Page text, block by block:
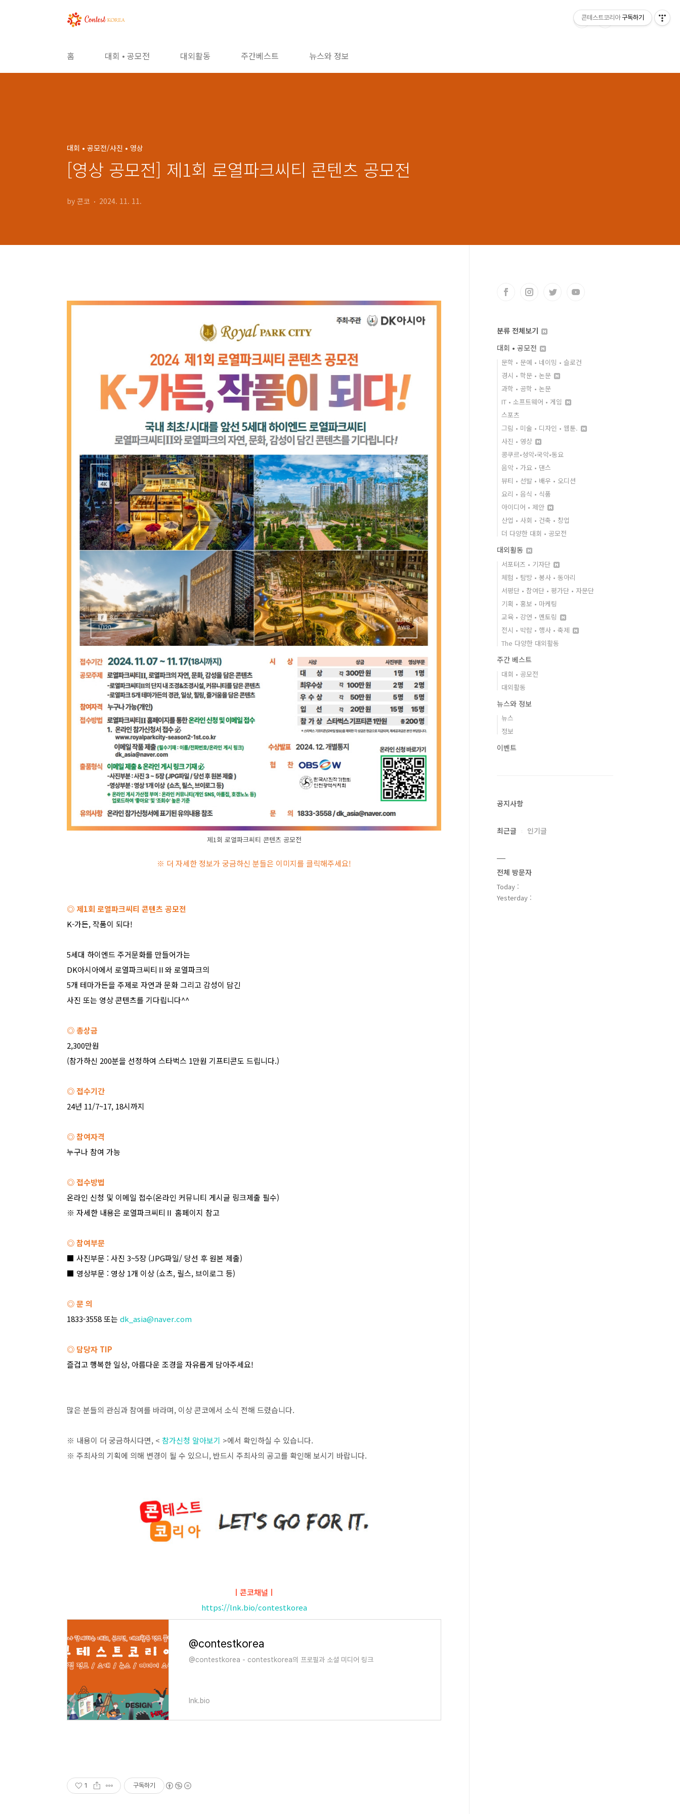
홈 대회 • 공모전 대외활동 주간베스트 뉴스와 정보
대회 • 공모전/사진 • 영상
[영상 공모전] 제1회 로열파크씨티 콘텐츠 공모전
by 콘코 2024. 11. 11.
제1회 로열파크씨티 콘텐츠 공모전
※ 더 자세한 정보가 궁금하신 분들은 이미지를 클릭해주세요!
◎ 제1회 로열파크씨티 콘텐츠 공모전
K-가든,작품이 되다!
5세대 하이엔드 주거문화를 만들어가는
DK아시아에서 로열파크씨티 Ⅱ와 로열파크의
5개 테마가든을 주제로 자연과 문화 그리고 감성이 담긴
사진 또는 영상 콘텐츠를 기다립니다^^
◎ 총상금
2,300만원
(참가하신 200분을 선정하여 스타벅스 1만원 기프티콘도 드립니다.)
◎ 접수기간
24년 11/7~17, 18시까지
◎ 참여자격
누구나 참여 가능
◎ 접수방법
온라인 신청 및 이메일 접수(온라인 커뮤니티 게시글 링크제출 필수)
※ 자세한 내용은 로열파크씨티 Ⅱ 홈페이지 참고
◎ 참여부문
■ 사진부문 : 사진 3~5장 (JPG파일/ 당선 후 원본 제출)
■ 영상부문 : 영상 1개 이상 (쇼츠, 릴스,브이로그 등)
◎ 문 의
1833-3558또는 dk_asia@naver.com
◎ 담당자 TIP
즐겁고 행복한 일상, 아름다운 조경을 자유롭게 담아주세요!
많은 분들의 관심과 참여를 바라며, 이상 콘코에서 소식 전해 드렸습니다.
※ 내용이 더 궁금하시다면, < 참가신청 알아보기 >에서 확인하실 수 있습니다.
※ 주최사의 기획에 의해 변경이 될 수 있으니, 반드시 주최사의 공고를 확인해 보시기 바랍니다.
ㅣ콘코채널ㅣ
https://lnk.bio/contestkorea
@contestkorea
@contestkorea - contestkorea의 프로필과 소셜 미디어 링크
lnk.bio
1 구독하기
분류 전체보기
대회 • 공모전
문학 • 문예 • 네이밍 • 슬로건
경시 • 학문 • 논문
과학 • 공학 • 논문
IT • 소프트웨어 • 게임
스포츠
그림 • 미술 • 디자인 • 웹툰.
사진 • 영상
콩쿠르•성악•국악•동요
음악 • 가요 • 댄스
뷰티 • 선발 • 배우 • 오디션
요리 • 음식 • 식품
아이디어 • 제안
산업 • 사회 • 건축 • 창업
더 다양한 대회 • 공모전
대외활동
서포터즈 • 기자단
체험 • 탐방 • 봉사 • 동아리
서평단 • 참여단 • 평가단 • 자문단
기획 • 홍보 • 마케팅
교육 • 강연 • 멘토링
전시 • 박람 • 행사 • 축제
The 다양한 대외활동
주간 베스트
대회 • 공모전
대외활동
뉴스와 정보
뉴스
정보
이벤트
공지사항
최근글 인기글
전체 방문자
Today :
Yesterday :
콘테스트코리아 구독하기